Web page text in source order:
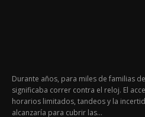
Durante años, para miles de familias
significaba correr contra el reloj. El
horarios limitados, tandeos y la
alcanzaría para cubrir las...